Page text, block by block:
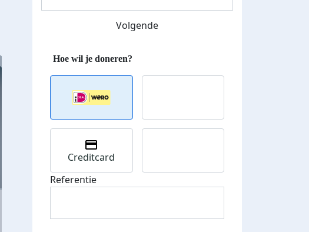
Volgende
Creditcard
Referentie